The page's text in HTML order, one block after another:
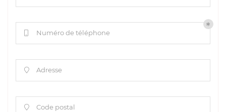
Numéro de téléphone
 Adresse
 Code postal